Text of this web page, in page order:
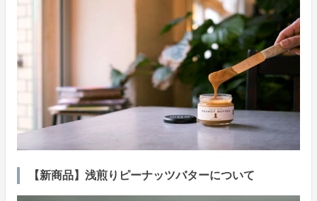
【新商品】浅煎りピーナッツバターについて